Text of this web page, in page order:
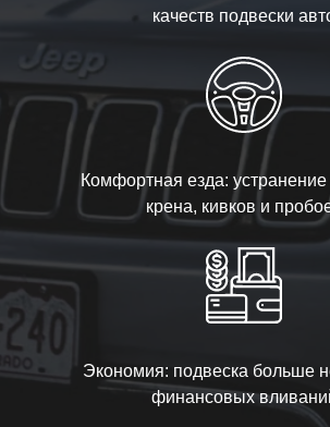
качеств подвески
Комфортная езда: устранение
крена, кивков и
Экономия: подвеска больше
финансовых